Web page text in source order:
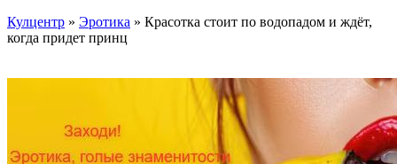
Кулцентр » Эротика » Красотка стоит по водопадом и ждёт,
когда придет принц